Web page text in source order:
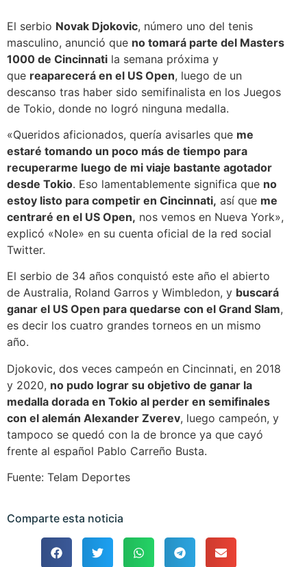
El serbio Novak Djokovic, número uno del tenis
masculino, anunció que no tomará parte del Masters
1000 de Cincinnati la semana próxima y
que reaparecerá en el US Open, luego de un
descanso tras haber sido semifinalista en los Juegos
de Tokio, donde no logró ninguna medalla.
«Queridos aficionados, quería avisarles que me
estaré tomando un poco más de tiempo para
recuperarme luego de mi viaje bastante agotador
desde Tokio. Eso lamentablemente significa que no
estoy listo para competir en Cincinnati, así que me
centraré en el US Open, nos vemos en Nueva York»,
explicó «Nole» en su cuenta oficial de la red social
Twitter.
El serbio de 34 años conquistó este año el abierto
de Australia, Roland Garros y Wimbledon, y buscará
ganar el US Open para quedarse con el Grand Slam,
es decir los cuatro grandes torneos en un mismo
año.
Djokovic, dos veces campeón en Cincinnati, en 2018
y 2020, no pudo lograr su objetivo de ganar la
medalla dorada en Tokio al perder en semifinales
con el alemán Alexander Zverev, luego campeón, y
tampoco se quedó con la de bronce ya que cayó
frente al español Pablo Carreño Busta.
Fuente: Telam Deportes
Comparte esta noticia